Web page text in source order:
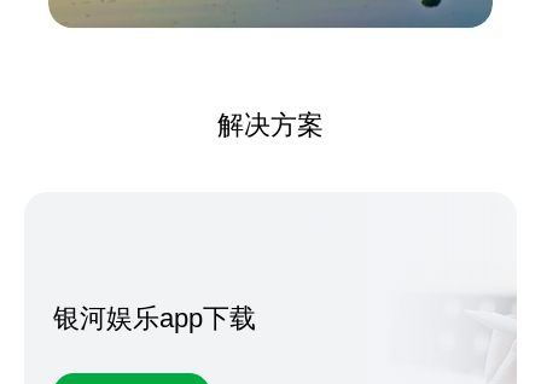
解决方案
银河娱乐app下载